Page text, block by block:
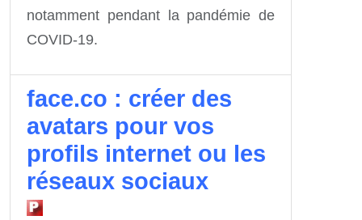
notamment pendant la pandémie de
COVID-19.
face.co : créer des
avatars pour vos
profils internet ou les
réseaux sociaux